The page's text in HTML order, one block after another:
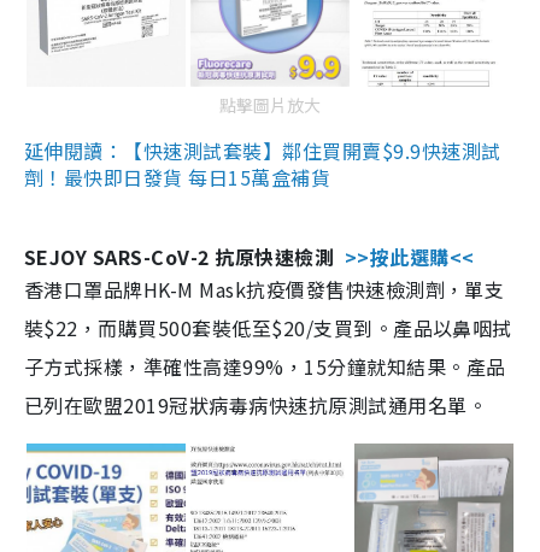
點擊圖片放大
延伸閱讀：【快速測試套裝】鄰住買開賣$9.9快速測試
劑！最快即日發貨 每日15萬盒補貨
SEJOY SARS-CoV-2 抗原快速檢測 >>按此選購<<
香港口罩品牌HK-M Mask抗疫價發售快速檢測劑，單支
裝$22，而購買500套裝低至$20/支買到。產品以鼻咽拭
子方式採樣，準確性高達99%，15分鐘就知結果。產品
已列在歐盟2019冠狀病毒病快速抗原測試通用名單。